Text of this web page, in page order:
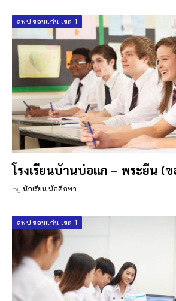
สพป.ขอนแก่น เขต 1
โรงเรียนบ้านบ่อแก – พระยืน (
By นักเรียน นักศึกษา
สพป.ขอนแก่น เขต 1